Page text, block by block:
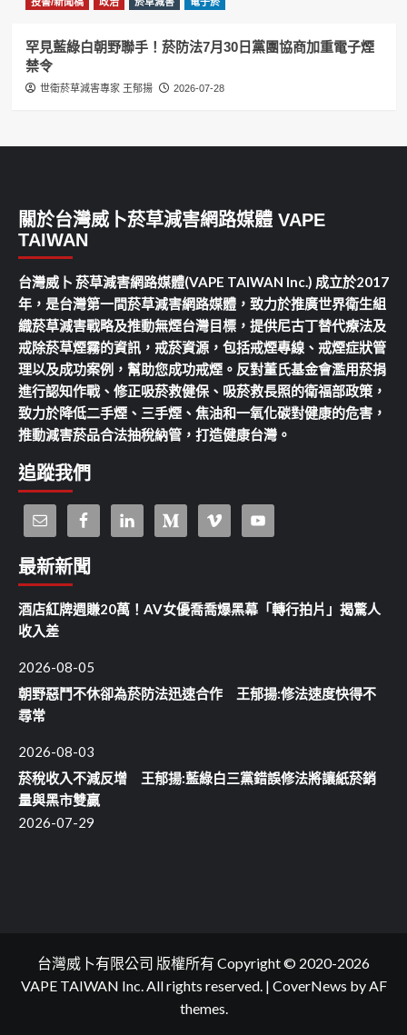
投書/新聞稿 政治 菸草減害 電子菸
罕見藍綠白朝野聯手！菸防法7月30日黨團協商加重電子煙
禁令
世衛菸草減害專家 王郁揚 2026-07-28
關於台灣威卜菸草減害網路媒體 VAPE
TAIWAN
台灣威卜 菸草減害網路媒體(VAPE TAIWAN Inc.) 成立於2017
年，是台灣第一間菸草減害網路媒體，致力於推廣世界衛生組
織菸草減害戰略及推動無煙台灣目標，提供尼古丁替代療法及
戒除菸草煙霧的資訊，戒菸資源，包括戒煙專線、戒煙症狀管
理以及成功案例，幫助您成功戒煙。反對董氏基金會濫用菸捐
進行認知作戰、修正吸菸救健保、吸菸救長照的衛福部政策，
致力於降低二手煙、三手煙、焦油和一氧化碳對健康的危害，
推動減害菸品合法抽稅納管，打造健康台灣。
追蹤我們
最新新聞
酒店紅牌週賺20萬！AV女優喬喬爆黑幕「轉行拍片」揭驚人
收入差
2026-08-05
朝野惡鬥不休卻為菸防法迅速合作 王郁揚:修法速度快得不
尋常
2026-08-03
菸稅收入不減反增 王郁揚:藍綠白三黨錯誤修法將讓紙菸銷
量與黑市雙贏
2026-07-29
台灣威卜有限公司 版權所有 Copyright © 2020-2026
VAPE TAIWAN Inc. All rights reserved. | CoverNews by AF
themes.